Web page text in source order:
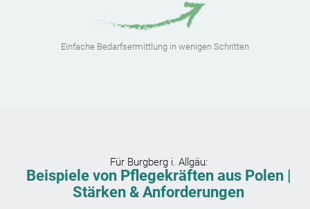
Einfache Bedarfsermittlung in wenigen Schritten
Für Burgberg i. Allgäu:
Beispiele von Pflegekräften aus Polen |
Stärken & Anforderungen